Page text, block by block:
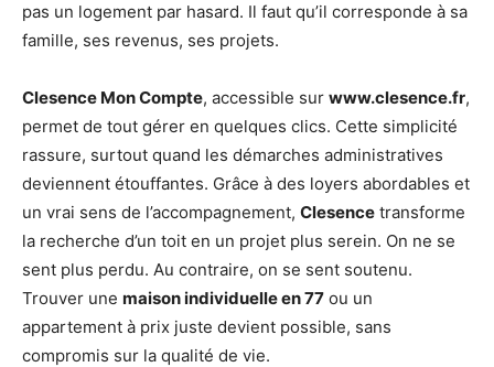
pas un logement par hasard. Il faut qu’il corresponde à sa
famille, ses revenus, ses projets.
Clesence Mon Compte, accessible sur www.clesence.fr,
permet de tout gérer en quelques clics. Cette simplicité
rassure, surtout quand les démarches administratives
deviennent étouffantes. Grâce à des loyers abordables et
un vrai sens de l’accompagnement, Clesence transforme
la recherche d’un toit en un projet plus serein. On ne se
sent plus perdu. Au contraire, on se sent soutenu.
Trouver une maison individuelle en 77 ou un
appartement à prix juste devient possible, sans
compromis sur la qualité de vie.